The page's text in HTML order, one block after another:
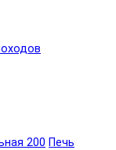
200 Печь